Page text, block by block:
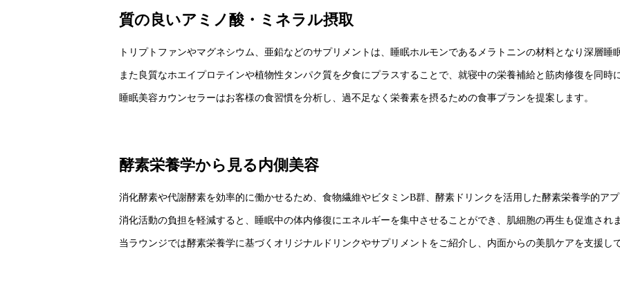
質の良いアミノ酸・ミネラル摂取
トリプトファンやマグネシウム、亜鉛などのサプリメントは、睡眠ホルモンであるメラトニンの材料となり深層睡
また良質なホエイプロテインや植物性タンパク質を夕食にプラスすることで、就寝中の栄養補給と筋肉修復を同時
睡眠美容カウンセラーはお客様の食習慣を分析し、過不足なく栄養素を摂るための食事プランを提案します。
酵素栄養学から見る内側美容
消化酵素や代謝酵素を効率的に働かせるため、食物繊維やビタミンB群、酵素ドリンクを活用した酵素栄養学的アプ
消化活動の負担を軽減すると、睡眠中の体内修復にエネルギーを集中させることができ、肌細胞の再生も促進されま
当ラウンジでは酵素栄養学に基づくオリジナルドリンクやサプリメントをご紹介し、内面からの美肌ケアを支援し